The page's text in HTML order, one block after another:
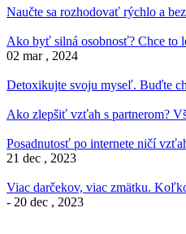
Naučte sa rozhodovať rýchlo a
Ako byť silná osobnosť? Chce to
02 mar , 2024
Detoxikujte svoju myseľ. Buďte
Ako zlepšiť vzťah s partnerom?
Posadnutosť po internete ničí
21 dec , 2023
Viac darčekov, viac zmätku.
- 20 dec , 2023